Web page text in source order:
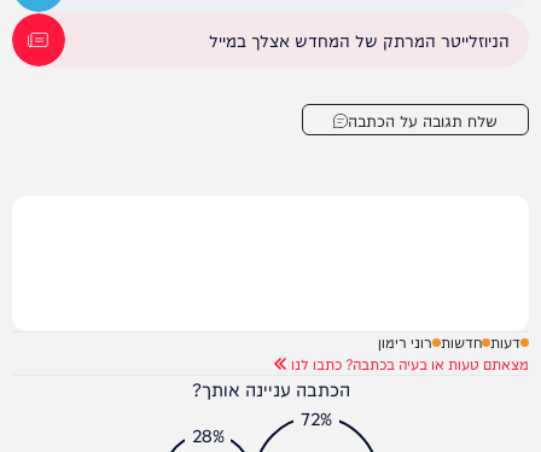
הניוזלייטר המרתק של המחדש אצלך במייל
שלח תגובה על הכתבה
דעות חדשות רוני רימון
מצאתם טעות או בעיה בכתבה? כתבו לנו
הכתבה עניינה אותך?
72%
28%